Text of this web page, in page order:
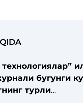
бугунги
турли